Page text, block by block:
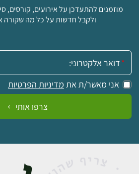
מוזמנים להתעדכן על אירועים, קורסים,
ולקבל חדשות על כל מה שקורה
אימייל:
אני מאשר/ת את מדיניות הפרטיות
צרפו אותי